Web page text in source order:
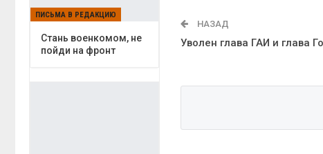
НАЗАД
Уволен глава ГАИ и глава
ПИСЬМА В РЕДАКЦИЮ
Cтань военкомом, не
пойди на фронт